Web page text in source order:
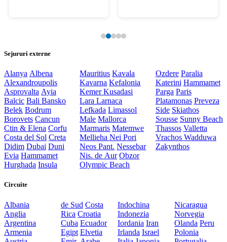
Sejururi externe
Alanya Albena
Alexandroupolis
Asprovalta Ayia
Balcic Bali Bansko
Belek Bodrum
Borovets Cancun
Ctin & Elena Corfu
Costa del Sol Creta
Didim Dubai Duni
Evia Hammamet
Hurghada Insula
Mauritius Kavala
Kavarna Kefalonia
KemerKusadasi
LaraLarnaca
Lefkada Limassol
Male Mallorca
Marmaris Matemwe
MelliehaNei Pori
Neos Pant. Nessebar
Nis. de Aur Obzor
Olympic Beach
Ozdere Paralia
Katerini Hammamet
Parga Paris
Platamonas Preveza
Side Skiathos
Sousse Sunny Beach
Thassos Valletta
Vrachos Wadduwa
Zakynthos
Circuite
Albania
Anglia
Argentina
Armenia
de Sud Costa
Rica Croatia
Cuba Ecuador
Egipt Elvetia
Indochina
Indonezia
Iordania Iran
Irlanda Israel
Nicaragua
Norvegia
Olanda Peru
Polonia